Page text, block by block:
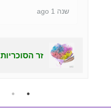
שנה 1 ago
זר הסוכריות